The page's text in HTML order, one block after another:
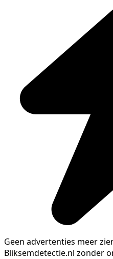
Geen advertenties meer
Bliksemdetectie.nl zonder